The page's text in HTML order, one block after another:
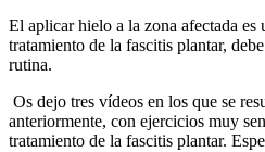
El aplicar hielo a la zona afectada es
tratamiento de la fascitis plantar,
rutina.
Os dejo tres vídeos en los que se
anteriormente, con ejercicios muy
tratamiento de la fascitis plantar.